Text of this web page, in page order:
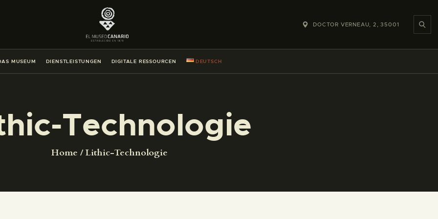
DOCTOR VERNEAU, 2, 35001
MUSEUM DIENSTLEISTUNGEN DIGITALE RESSOURCEN DEUTSCH
Technologie
Home Lithic-Technologie
DIENSTLEISTUNGEN
DIGITALE RESSOURCEN
DAS MUSEUM